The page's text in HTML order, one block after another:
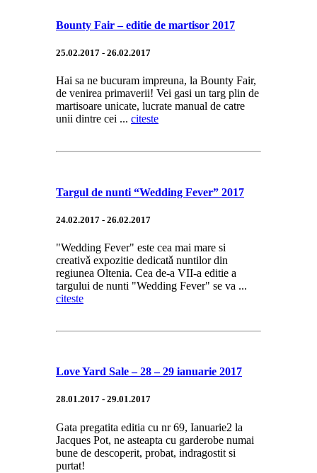
Bounty Fair – editie de martisor 2017
25.02.2017 - 26.02.2017
Hai sa ne bucuram impreuna, la Bounty Fair,
de venirea primaverii! Vei gasi un targ plin de
martisoare unicate, lucrate manual de catre
unii dintre cei ... citeste
Targul de nunti “Wedding Fever” 2017
24.02.2017 - 26.02.2017
"Wedding Fever" este cea mai mare si
creativǎ expozitie dedicatǎ nuntilor din
regiunea Oltenia. Cea de-a VII-a editie a
targului de nunti "Wedding Fever" se va ...
citeste
Love Yard Sale – 28 – 29 ianuarie 2017
28.01.2017 - 29.01.2017
Gata pregatita editia cu nr 69, Ianuarie2 la
Jacques Pot, ne asteapta cu garderobe numai
bune de descoperit, probat, indragostit si
purtat!